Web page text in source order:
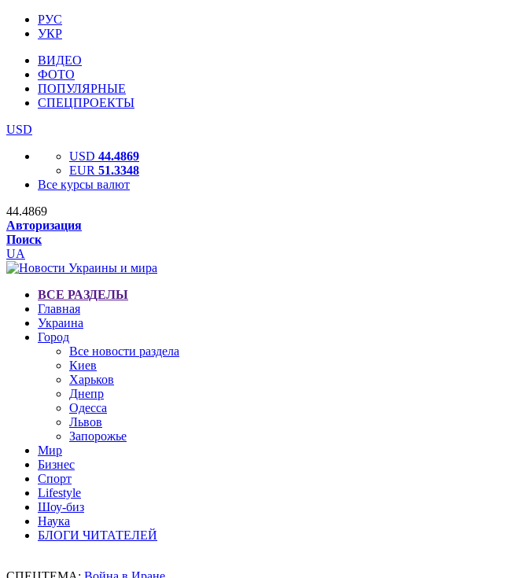
РУС
УКР
ВИДЕО
ФОТО
ПОПУЛЯРНЫЕ
СПЕЦПРОЕКТЫ
USD
USD 44.4869
EUR 51.3348
Все курсы валют
44.4869
Авторизация
Поиск
UA
ВСЕ РАЗДЕЛЫ
Главная
Украина
Город
Все новости раздела
Киев
Харьков
Днепр
Одесса
Львов
Запорожье
Мир
Бизнес
Спорт
Lifestyle
Шоу-биз
Наука
БЛОГИ ЧИТАТЕЛЕЙ